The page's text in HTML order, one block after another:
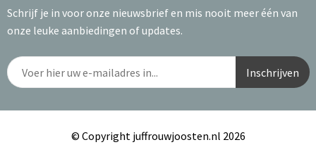
Schrijf je in voor onze nieuwsbrief en mis nooit meer één van
onze leuke aanbiedingen of updates.
© Copyright juffrouwjoosten.nl 2026